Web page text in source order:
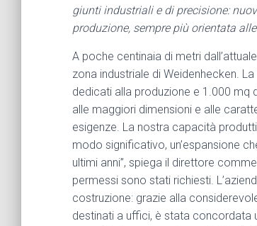
giunti industriali e di precisione:
produzione, sempre più orientata
A poche centinaia di metri
zona industriale di Weidenhecken.
dedicati alla produzione e 1.000 mq
alle maggiori dimensioni e alle
esigenze. La nostra capacità
modo significativo, un’espansione
ultimi anni”, spiega il direttore
permessi sono stati richiesti.
costruzione: grazie alla
destinati a uffici, è stata concordata